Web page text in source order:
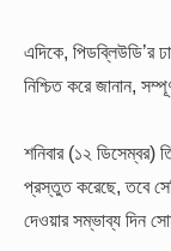
এদিকে, পিডব্লিউডি’র
নিশ্চিত করে জানান,
শনিবার (১২ ডিসেম্বর)
প্রস্তুত করেছে, তবে
দেওয়ার সম্ভাব্য দিন